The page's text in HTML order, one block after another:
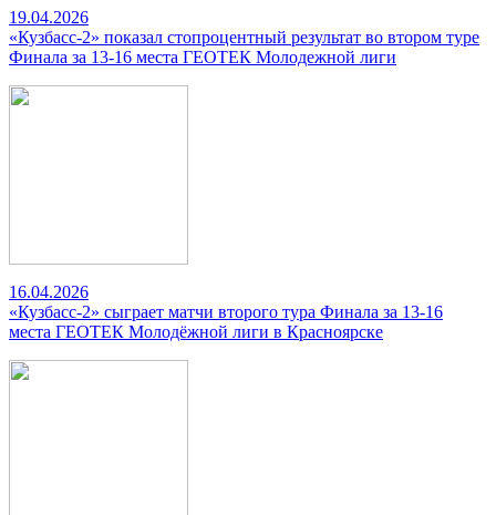
19.04.2026
«Кузбасс-2» показал стопроцентный результат во втором туре
Финала за 13-16 места ГЕОТЕК Молодежной лиги
16.04.2026
«Кузбасс-2» сыграет матчи второго тура Финала за 13-16
места ГЕОТЕК Молодёжной лиги в Красноярске